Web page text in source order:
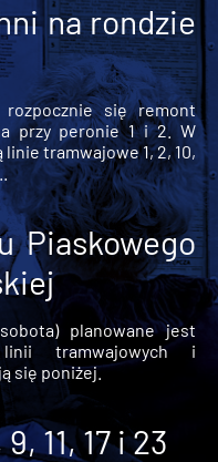
na rondzie
się remont
przy peronie 1 i 2. W
tramwajowe 1, 2, 10,
Piaskowego
planowane jest
tramwajowych i
się poniżej.
11, 17 i 23